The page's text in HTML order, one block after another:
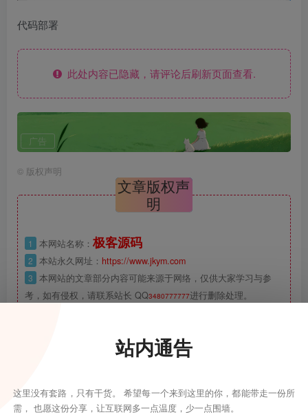
代码部署
此处内容已隐藏，请评论后刷新页面查看.
广告
© 版权声明
文章版权声
明
1 本网站名称： 极客源码
2 本站永久网址： https://www.jkym.com
3 本网站的文章部分内容可能来源于网络，仅供大家学习与参
考，如有侵权，请联系站长 QQ3480777777进行删除处理。
本站一律禁止以任何方式发布或转载任何违法的相关信息，访
会第一时间更新。
站内通告
这里没有套路，只有干货。 希望每一个来到这里的你，都能带走一份所
需， 也愿这份分享，让互联网多一点温度，少一点围墙。